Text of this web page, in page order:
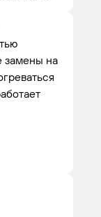
замены на